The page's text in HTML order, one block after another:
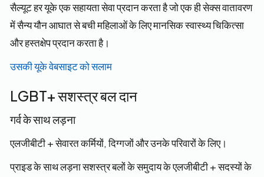
सैल्यूट हर यूके एक सहायता सेवा प्रदान करता है जो एक ही सेक्स वातावरण
में सैन्य यौन आघात से बची महिलाओं के लिए मानसिक स्वास्थ्य चिकित्सा
और हस्तक्षेप प्रदान करता है।
उसकी यूके वेबसाइट को सलाम
LGBT+ सशस्त्र बल दान
गर्व के साथ लड़ना
एलजीबीटी + सेवारत कर्मियों, दिग्गजों और उनके परिवारों के लिए।
प्राइड के साथ लड़ना सशस्त्र बलों के समुदाय के एलजीबीटी + सदस्यों के